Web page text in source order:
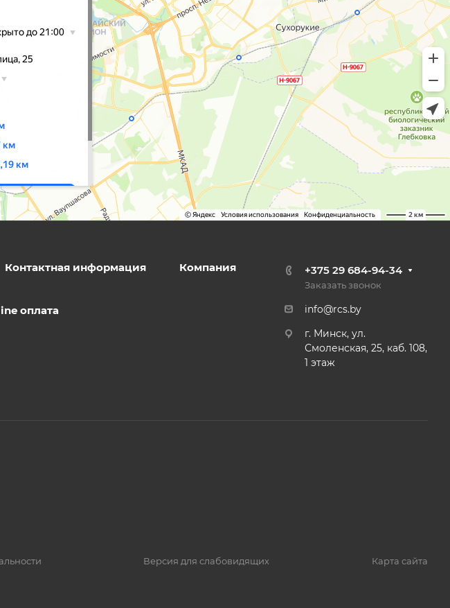
Контактная информация Компания
оплата
+375 29 684-94-34
Заказать звонок
info@rcs.by
г. Минск, ул.
Смоленская, 25, каб. 108,
1 этаж
Версия для слабовидящих Карта сайта